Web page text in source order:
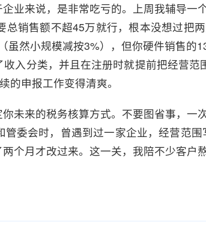
业来说，是非常吃亏的。上周我辅导一
销售额不超45万就行，根本没想过把
然小规模减按3%），但你硬件销售的
入分类，并且在注册时就提前把经营范
的申报工作变得清爽。
未来的税务核算方式。不要图省事，一
委会时，曾遇到过一家企业，经营范围
个月才改过来。这一关，我陪不少客户